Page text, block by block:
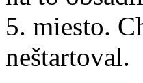
5. miesto.
neštartoval.